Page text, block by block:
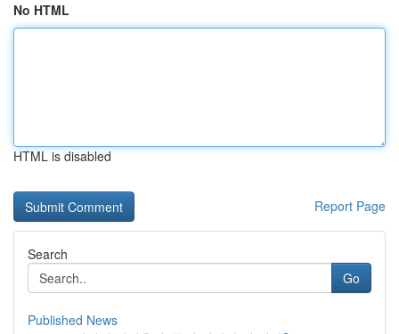
No HTML
HTML is disabled
Report Page
Search
Go
Published News